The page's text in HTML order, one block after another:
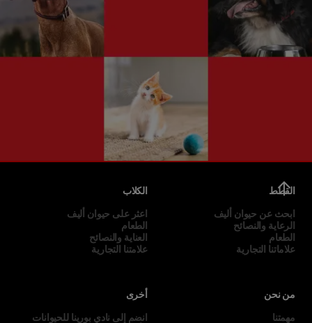
القطط
ابحث عن حيوان أليف
الرعاية والنصائح
الطعام
علاماتنا التجارية
الكلاب
اعثر على حيوان أليف
الطعام
العناية والنصائح
علامتنا التجارية
من نحن
مهمتنا
أخرى
انضم إلى نادي بورينا للحيوانات